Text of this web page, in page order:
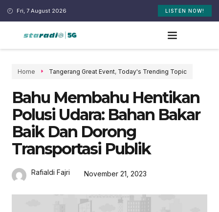
Fri, 7 August 2026 LISTEN NOW!
Home Tangerang Great Event, Today's Trending Topic
Bahu Membahu Hentikan
Polusi Udara: Bahan Bakar
Baik Dan Dorong
Transportasi Publik
Rafialdi Fajri November 21, 2023